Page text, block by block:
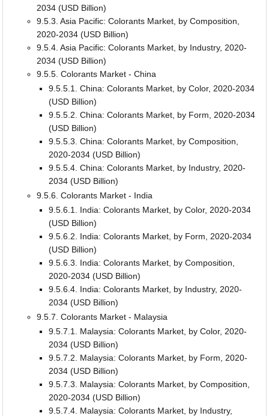
2034 (USD Billion)
9.5.3. Asia Pacific: Colorants Market, by Composition,
2020-2034 (USD Billion)
9.5.4. Asia Pacific: Colorants Market, by Industry, 2020-
2034 (USD Billion)
9.5.5. Colorants Market - China
9.5.5.1. China: Colorants Market, by Color, 2020-2034
(USD Billion)
9.5.5.2. China: Colorants Market, by Form, 2020-2034
(USD Billion)
9.5.5.3. China: Colorants Market, by Composition,
2020-2034 (USD Billion)
9.5.5.4. China: Colorants Market, by Industry, 2020-
2034 (USD Billion)
9.5.6. Colorants Market - India
9.5.6.1. India: Colorants Market, by Color, 2020-2034
(USD Billion)
9.5.6.2. India: Colorants Market, by Form, 2020-2034
(USD Billion)
9.5.6.3. India: Colorants Market, by Composition,
2020-2034 (USD Billion)
9.5.6.4. India: Colorants Market, by Industry, 2020-
2034 (USD Billion)
9.5.7. Colorants Market - Malaysia
9.5.7.1. Malaysia: Colorants Market, by Color, 2020-
2034 (USD Billion)
9.5.7.2. Malaysia: Colorants Market, by Form, 2020-
2034 (USD Billion)
9.5.7.3. Malaysia: Colorants Market, by Composition,
2020-2034 (USD Billion)
9.5.7.4. Malaysia: Colorants Market, by Industry,